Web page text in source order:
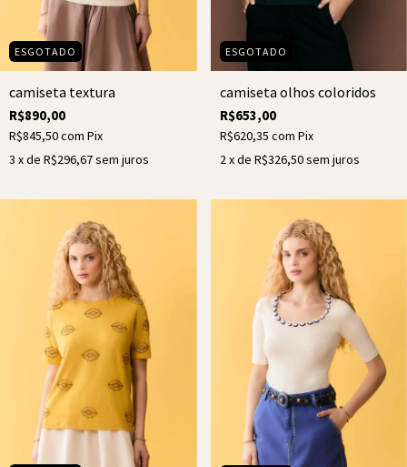
ESGOTADO
camiseta textura
R$890,00
R$845,50com Pix
3 x de R$296,67sem juros
ESGOTADO
camiseta olhos coloridos
R$653,00
R$620,35 com Pix
2x de R$326,50sem juros